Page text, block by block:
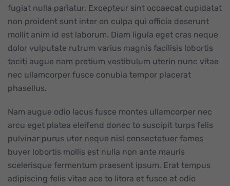
fugiat nulla pariatur. Excepteur sint occaecat cupidatat
non proident sunt inter on culpa qui officia deserunt
mollit anim id est laborum. Diam ligula eget cras neque
dolor vulputate rutrum varius magnis facilisis lobortis
taciti augue nam pretium vestibulum uterin nunc vitae
nec ullamcorper fusce conubia tempor placerat
phasellus.
Nam augue odio lacus fusce montes ullamcorper nec
arcu eget platea eleifend donec to suscipit turps felis
pulvinar purus uter neque nisl consectetuer fames
buyer lobortis mollis est nulla non ante mauris
scelerisque fermentum praesent ipsum. Erat tempus
adipiscing felis vitae ace to litora et fusce at odio